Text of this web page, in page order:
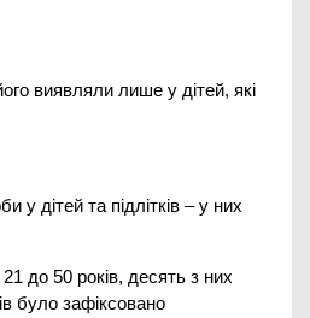
виявляли лише у дітей, які
дітей та підлітків – у них
до 50 років, десять з них
було зафіксовано